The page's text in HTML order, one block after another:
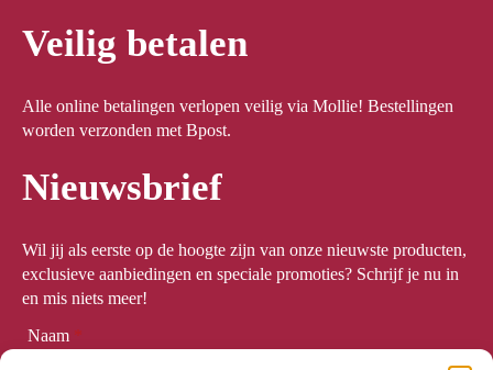
Veilig betalen
Alle online betalingen verlopen veilig via Mollie! Bestellingen
worden verzonden met Bpost.
Nieuwsbrief
Wil jij als eerste op de hoogte zijn van onze nieuwste producten,
exclusieve aanbiedingen en speciale promoties? Schrijf je nu in
en mis niets meer!
Naam *